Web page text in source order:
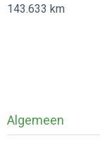
143.633 km
Algemeen